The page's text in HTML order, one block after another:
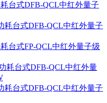
台式DFB-QCL中红外量子
耗台式DFB-QCL中红外量子
台式FP-QCL中红外量子级
耗台式DFB-QCL中红外量
耗台式DFB-QCL中红外量子